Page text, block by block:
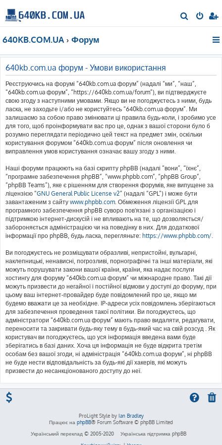
о
640KB.COM.UA Форум
640kb.com.ua форум - Умови використання
Реєструючись на форумі “640kb.com.ua форум” (надалі “ми”, “наш”,
“640kb.com.ua форум”, “https://640kb.com.ua/forum”), ви підтверджуєте
свою згоду з наступними умовами. Якщо ви не погоджуєтесь з ними, будь
ласка, не заходьте і/або не користуйтесь “640kb.com.ua форум”. Ми
залишаємо за собою право змінювати ці правила будь-коли, і зробимо усе
для того, щоб проінформувати вас про це, однак з вашої сторони було б
розумно переглядати періодично цей текст на предмет змін, оскільки
користування форумом “640kb.com.ua форум” після оновлення чи
виправлення умов користування означає вашу згоду з ними.
Наші форуми працюють на базі скрипту phpBB (надалі “вони”, “їхнє”,
“програмне забезпечення phpBB”, “www.phpbb.com”, “phpBB Group”,
“phpBB Teams”), яке є рішенням для створення форумів, яке випущене за
ліцензією “GNU General Public License v2” (надалі “GPL”) і може бути
завантаженим з сайту www.phpbb.com. Обмеження ліцензії GPL для
програмного забезпечення phpBB суворо пов'язані з організацією і
підтримкою інтернет-дискусій і не впливають на те, що дозволяється/
забороняється адміністрацією чи на поведінку в них. Для додаткової
інформації про phpBB, будь ласка, перегляньте: https://www.phpbb.com/.
Ви погоджуєтесь не розміщувати образливі, непристойні, вульгарні,
наклепницькі, ненависні, погрозливі, порнографічні та інші матеріали, які
можуть порушувати закони вашої країни, країни, яка надає послуги
хостингу для форуму “640kb.com.ua форум” чи міжнародне право. Такі дії
можуть призвести до негайної і постійної відмови у доступі до форуму, при
цьому ваш інтернет-провайдер буде повідомлений про це, якщо ми
будемо вважати це за необхідне. IP-адреси усіх повідомлень зберігаються
для забезпечення проведення такої політики. Ви погоджуєтесь, що
адміністратори “640kb.com.ua форум” мають право видаляти, редагувати,
переносити та закривати будь-яку тему в будь-який час на свій розсуд . Як
користувач ви погоджуєтесь, що уся інформація введена вами буде
зберігатись в базі даних. Хоча ця інформація не буде відкрита третім
особам без вашої згоди, ні адміністрація “640kb.com.ua форум”, ні phpBB
не буде нести відповідальність за будь-які дії хакерів, які можуть
призвести до несанкціонованого доступу до неї.
ProLight Style by Ian Bradley
Працює на phpBB® Forum Software © phpBB Limited
Український переклад © 2005-2020
Українська підтримка phpBB